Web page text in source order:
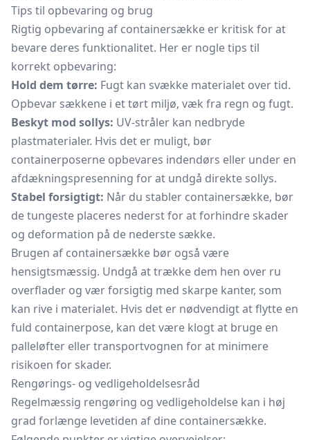
Tips til opbevaring og brug
Rigtig opbevaring af containersække er kritisk for at
bevare deres funktionalitet. Her er nogle tips til
korrekt opbevaring:
Hold dem tørre: Fugt kan svække materialet over tid.
Opbevar sækkene i et tørt miljø, væk fra regn og fugt.
Beskyt mod sollys: UV-stråler kan nedbryde
plastmaterialer. Hvis det er muligt, bør
containerposerne opbevares indendørs eller under en
afdækningspresenning for at undgå direkte sollys.
Stabel forsigtigt: Når du stabler containersække, bør
de tungeste placeres nederst for at forhindre skader
og deformation på de nederste sække.
Brugen af containersække bør også være
hensigtsmæssig. Undgå at trække dem hen over ru
overflader og vær forsigtig med skarpe kanter, som
kan rive i materialet. Hvis det er nødvendigt at flytte en
fuld containerpose, kan det være klogt at bruge en
palleløfter eller transportvognen for at minimere
risikoen for skader.
Rengørings- og vedligeholdelsesråd
Regelmæssig rengøring og vedligeholdelse kan i høj
grad forlænge levetiden af dine containersække.